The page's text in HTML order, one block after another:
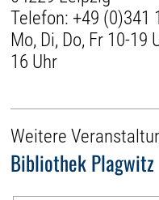
Telefon: +49 (0)341
Mo, Di, Do, Fr 10-19
16 Uhr
Weitere
Bibliothek Plagwitz